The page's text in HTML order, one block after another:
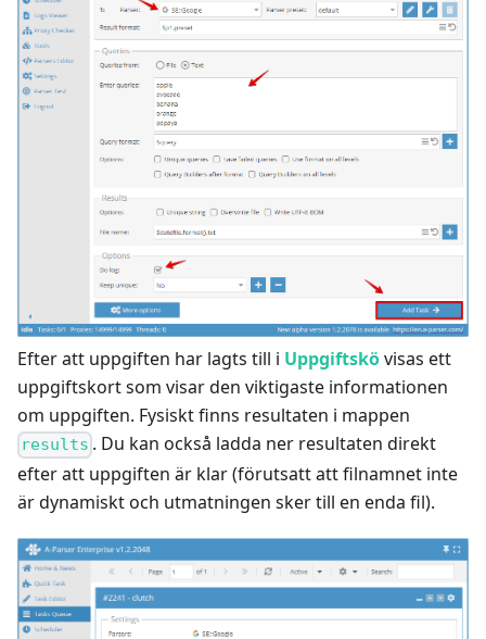
Efter att uppgiften har lagts till i Uppgiftskövisas ett
uppgiftskort som visar den viktigaste informationen
om uppgiften. Fysiskt finns resultaten i mappen
results . Du kan också ladda ner resultaten direkt
efter att uppgiften är klar (förutsatt att filnamnet inte
är dynamiskt och utmatningen sker till en enda fil).